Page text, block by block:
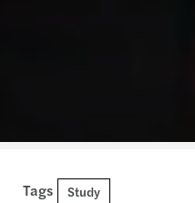
Tags Study